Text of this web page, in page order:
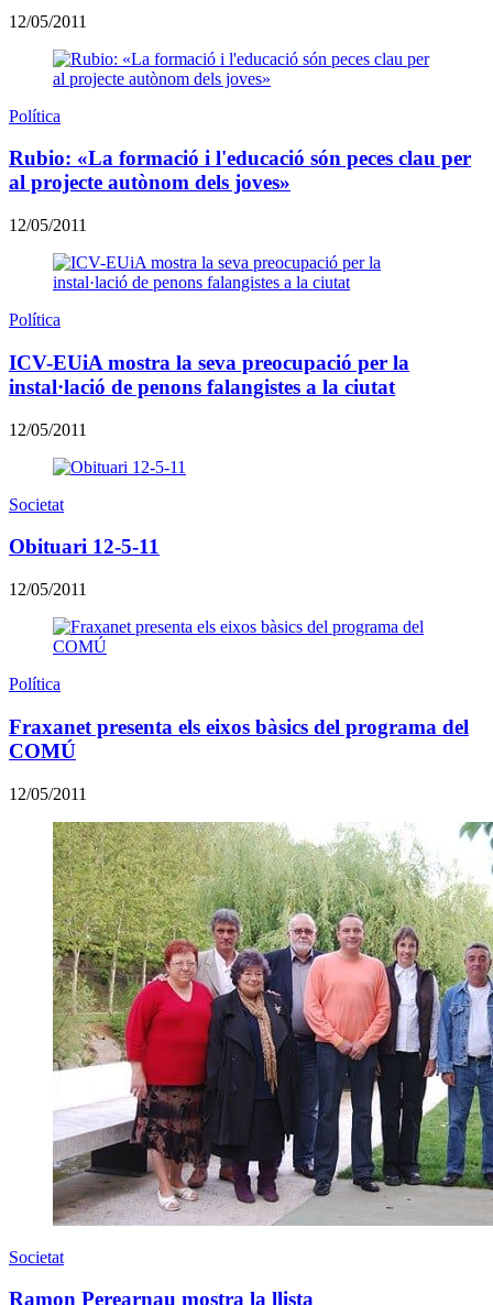
12/05/2011
Política
Rubio: «La formació i l'educació són peces clau per
al projecte autònom dels joves»
12/05/2011
Política
ICV-EUiA mostra la seva preocupació per la
instal·lació de penons falangistes a la ciutat
12/05/2011
Societat
Obituari 12-5-11
12/05/2011
Política
Fraxanet presenta els eixos bàsics del programa del
COMÚ
12/05/2011
Societat
Ramon Perearnau mostra la llista